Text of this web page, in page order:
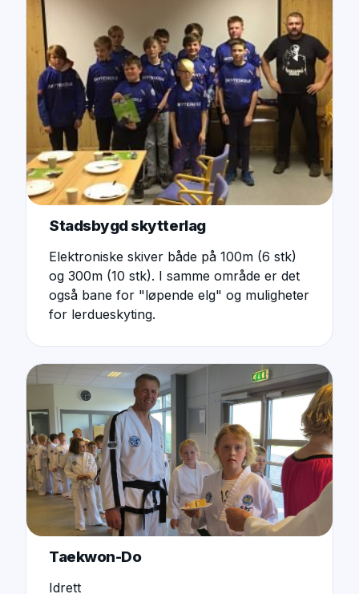
Stadsbygd skytterlag
Elektroniske skiver både på 100m (6 stk)
og 300m (10 stk). I samme område er det
også bane for "løpende elg" og muligheter
for lerdueskyting.
Taekwon-Do
Idrett